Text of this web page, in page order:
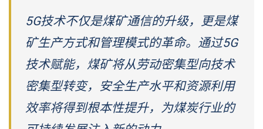
5G技术不仅是煤矿通信的升级，更是煤
矿生产方式和管理模式的革命。通过5G
技术赋能，煤矿将从劳动密集型向技术
密集型转变，安全生产水平和资源利用
效率将得到根本性提升，为煤炭行业的